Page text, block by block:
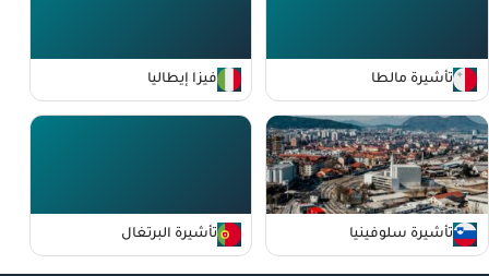
تأشيرة مالطا فيزا إيطاليا
تأشيرة سلوفينيا تأشيرة البرتغال